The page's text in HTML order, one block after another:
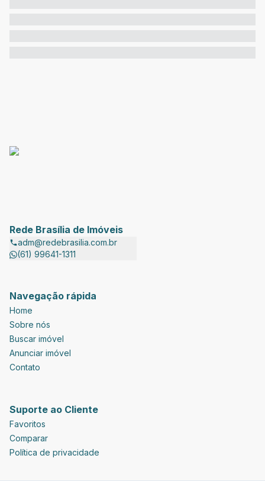
Rede Brasília de Imóveis
adm@redebrasilia.com.br
(61) 99641-1311
Navegação rápida
Home
Sobre nós
Buscar imóvel
Anunciar imóvel
Contato
Suporte ao Cliente
Favoritos
Comparar
Política de privacidade